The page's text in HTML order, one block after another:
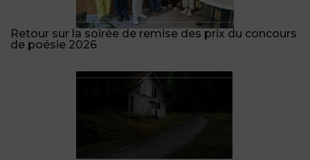
Retour sur la soirée de remise des prix du concours
de poésie 2026